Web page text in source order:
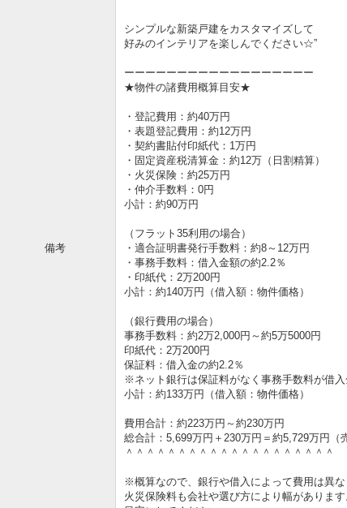
備考
シンプルな新築戸建をカスタマイズして
好みのインテリアを楽しんでください☆”
ーーーーーーーーーーーーーーーーーー
★物件の諸費用概算目安★
・登記費用：約40万円
・表題登記費用：約12万円
・契約書貼付印紙代：1万円
・固定資産税清算金：約12万（日割精算）
・火災保険：約25万円
・仲介手数料：0円
小計：約90万円
（フラット35利用の場合）
・適合証明書発行手数料：約8～12万円
・事務手数料：借入金額の約2.2％
・印紙代：2万200円
小計：約140万円（借入額：物件価格）
（銀行費用の場合）
事務手数料：約2万2,000円～約5万5000円
印紙代：2万200円
保証料：借入金の約2.2％
※ネット銀行は保証料がなく事務手数料が借入
小計：約133万円（借入額：物件価格）
費用合計：約223万円～約230万円
総合計：5,699万円＋230万円＝約5,729万円（
＾＾＾＾＾＾＾＾＾＾＾＾＾＾＾＾＾＾＾＾
※概算なので、銀行や借入によって費用は異な
火災保険料も会社や選び方により幅があります